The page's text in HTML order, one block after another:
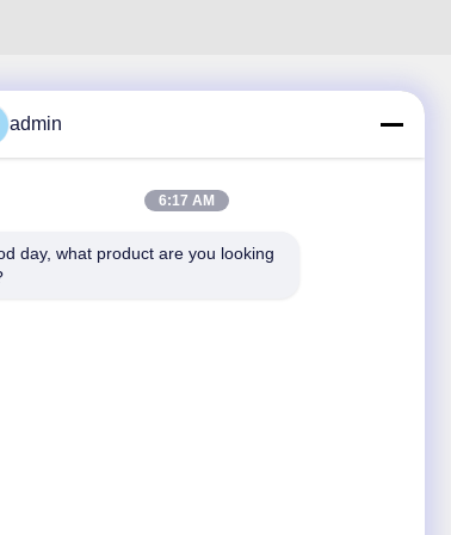
레터
은 정보를 얻기 위해 뉴스레터에 가입하십시오.
admin
6:17 AM
day, what product are you looking